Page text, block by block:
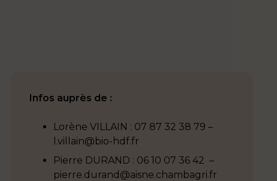
Infos auprès de :
Lorène VILLAIN : 07 87 32 38 79 –
l.villain@bio-hdf.fr
Pierre DURAND : 06 10 07 36 42 –
pierre.durand@aisne.chambagri.fr